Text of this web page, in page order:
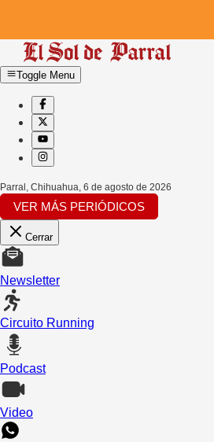
Toggle Menu
Parral, Chihuahua 6 de agosto de 2026
VER MÁS PERIÓDICOS
Cerrar
Newsletter
Circuito Running
Podcast
Video